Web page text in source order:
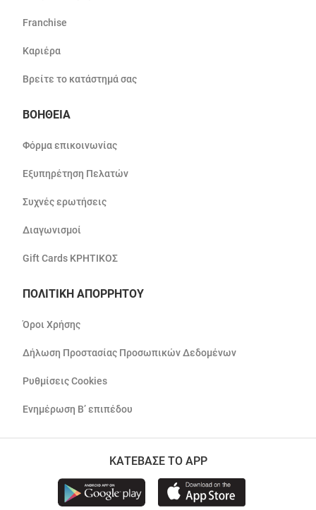
Franchise
Καριέρα
Βρείτε το κατάστημά σας
ΒΟΗΘΕΙΑ
Φόρμα επικοινωνίας
Εξυπηρέτηση Πελατών
Συχνές ερωτήσεις
Διαγωνισμοί
Gift Cards ΚΡΗΤΙΚΟΣ
ΠΟΛΙΤΙΚΗ ΑΠΟΡΡΗΤΟΥ
Όροι Χρήσης
Δήλωση Προστασίας Προσωπικών Δεδομένων
Ρυθμίσεις Cookies
Ενημέρωση Β’ επιπέδου
ΚΑΤΕΒΑΣΕ ΤΟ APP